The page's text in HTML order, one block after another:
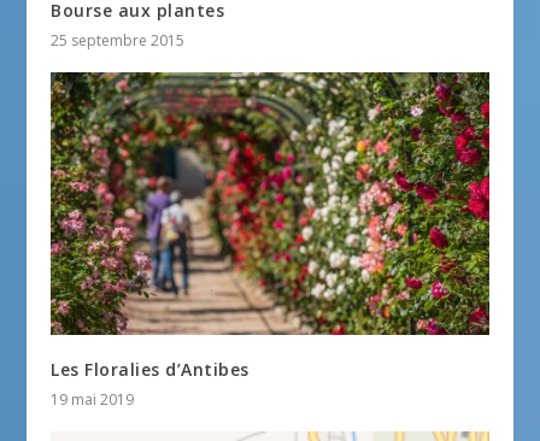
Bourse aux plantes
25 septembre 2015
Les Floralies d’Antibes
19 mai 2019